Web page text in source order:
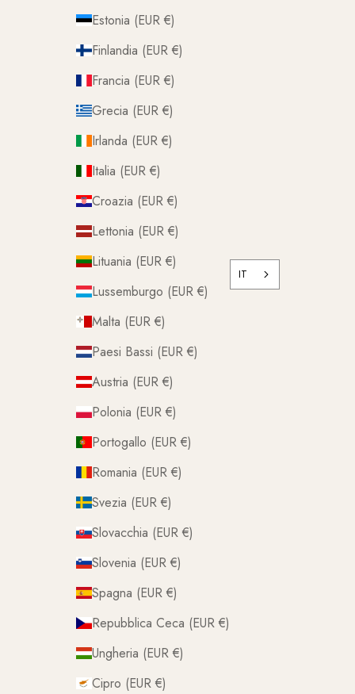
Estonia (EUR €)
Finlandia (EUR €)
Francia (EUR €)
Grecia (EUR €)
Irlanda (EUR €)
Italia (EUR €)
Croazia (EUR €)
Lettonia (EUR €)
Lituania (EUR €)
Lussemburgo (EUR €)
Malta (EUR €)
Paesi Bassi (EUR €)
Austria (EUR €)
Polonia (EUR €)
Portogallo (EUR €)
Romania (EUR €)
Svezia (EUR €)
Slovacchia (EUR €)
Slovenia (EUR €)
Spagna (EUR €)
Repubblica Ceca (EUR €)
Ungheria (EUR €)
Cipro (EUR €)
IT